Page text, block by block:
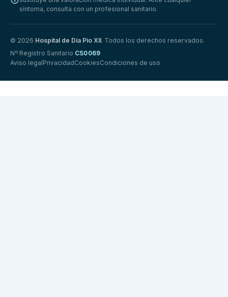
síntoma, consulta con un profesional sanitario.
© 2026 Hospital de Día Pío XII. Todos los derechos reservados.
Nº Registro Sanitario CS0069
Aviso legalPrivacidadCookiesCondiciones de uso